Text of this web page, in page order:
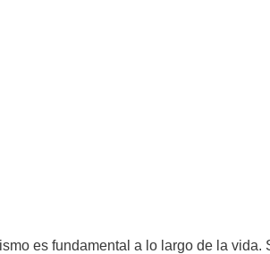
es fundamental a lo largo de la vida.